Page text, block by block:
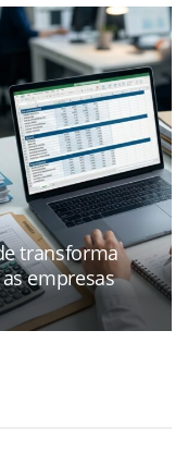
transforma
empresas